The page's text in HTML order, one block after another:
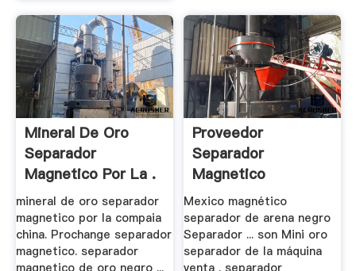
Mineral De Oro
Separador
Magnetico Por La .
mineral de oro separador
magnetico por la compaia
china. Prochange separador
magnetico. separador
Proveedor
Separador
Magnetico
Separador .
Mexico magnético
separador de arena negro
Separador ... son Mini oro
separador de la máquina